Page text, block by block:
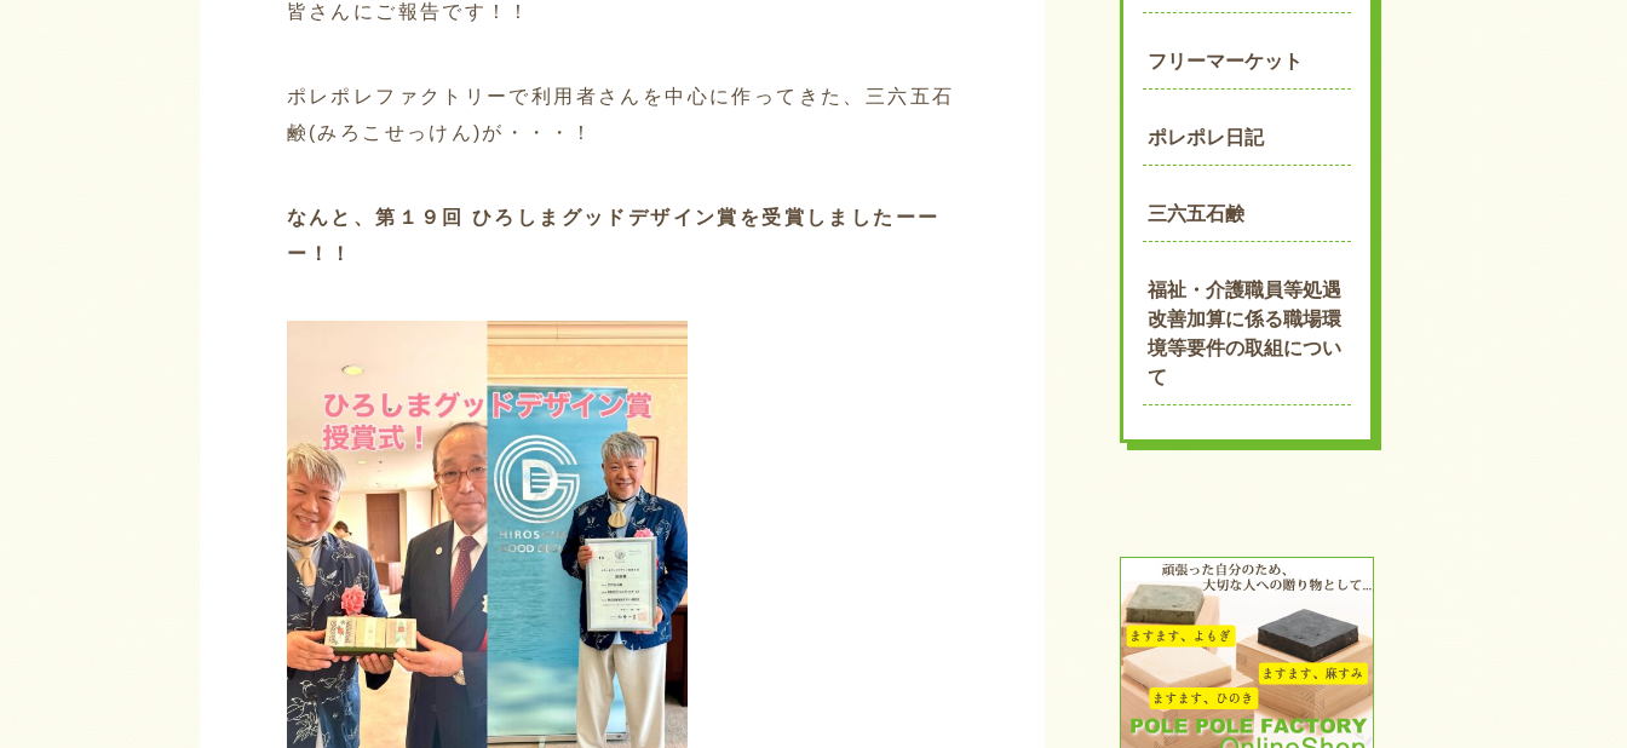
皆さんにご報告です！！
ポレポレファクトリーで利用者さんを中心に作ってきた、三六五石
鹸(みろこせっけん)が・・・！
なんと、第１９回 ひろしまグッドデザイン賞を受賞しましたーー
ー！！
フリーマーケット
ポレポレ日記
三六五石鹸
福祉・介護職員等処遇
改善加算に係る職場環
境等要件の取組につい
て